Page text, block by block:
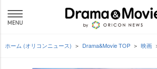
ホーム (オリコンニュース) Drama&Movie TOP 映画